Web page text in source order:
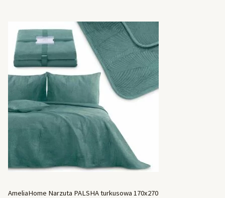
AmeliaHome Narzuta PALSHA turkusowa 170x270